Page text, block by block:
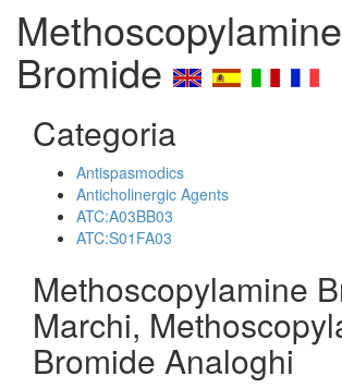
Methoscopylamine
Bromide
Categoria
Antispasmodics
Anticholinergic Agents
ATC:A03BB03
ATC:S01FA03
Methoscopylamine
Marchi,
Bromide Analoghi